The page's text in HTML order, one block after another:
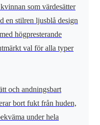
som värdesätter
en stilren ljusblå design
högpresterande
val för alla typer
och andningsbart
bort fukt från huden,
under hela